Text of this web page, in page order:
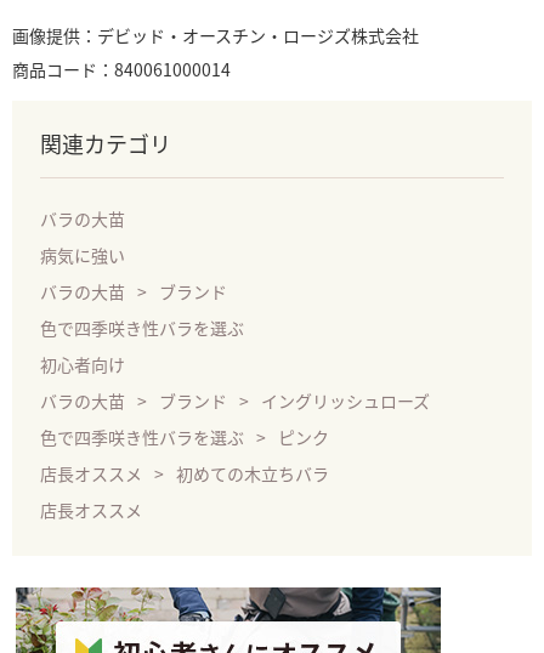
画像提供：デビッド・オースチン・ロージズ株式会社
商品コード：840061000014
関連カテゴリ
バラの大苗
病気に強い
バラの大苗
ブランド
色で四季咲き性バラを選ぶ
初心者向け
バラの大苗
ブランド
イングリッシュローズ
色で四季咲き性バラを選ぶ
ピンク
店長オススメ
初めての木立ちバラ
店長オススメ